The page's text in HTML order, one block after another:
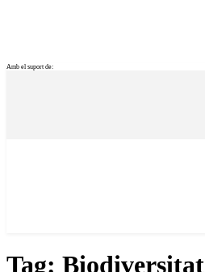
Amb el suport de:
Tag: Biodiversitat